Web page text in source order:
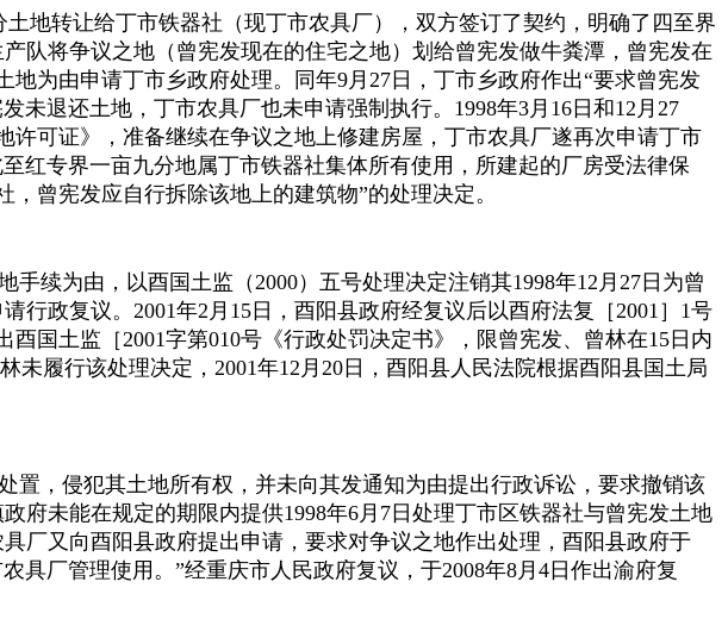
地转让给丁市铁器社（现丁市农具厂），双方签订了契约，明确了四至界
队将争议之地（曾宪发现在的住宅之地）划给曾宪发做牛粪潭，曾宪发在
地为由申请丁市乡政府处理。同年9 月 27日，丁市乡政府作出“要求曾宪发
未退还土地，丁市农具厂也未申请强制执行。 1998年3 月 16日和12 月 27
可证》，准备继续在争议之地上修建房屋，丁市农具厂遂再次申请丁市
红专界一亩九分地属丁市铁器社集体所有使用，所建起的厂房受法律保
曾宪发应自行拆除该地上的建筑物”的处理决定。
手续为由，以酉国土监（ 2000）五号处理决定注销其1998年12 月 27日为曾
行政复议。 2001年2 月 15日，酉阳县政府经复议后以酉府法复［2001 ］ 1号
酉国土监［2001字第010号《行政处罚决定书》，限曾宪发、曾林在15日内
未履行该处理决定， 2001年12 月 20日，酉阳县人民法院根据酉阳县国土局
置，侵犯其土地所有权，并未向其发通知为由提出行政诉讼，要求撤销该
府未能在规定的期限内提供1998年6 月 7日处理丁市区铁器社与曾宪发土地
具厂又向酉阳县政府提出申请，要求对争议之地作出处理，酉阳县政府于
具厂管理使用。”经重庆市人民政府复议，于2008年8 月 4日作出渝府复